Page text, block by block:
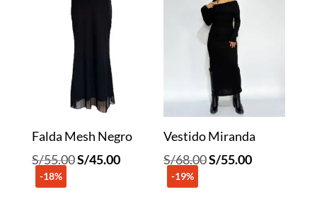
Falda Mesh Negro
S/55.00El
S/45.00El
-18%
Vestido Miranda
S/68.00El
S/55.00El
-19%